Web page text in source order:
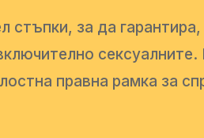
стъпки, за да гарантира,
сексуалните.
правна рамка за